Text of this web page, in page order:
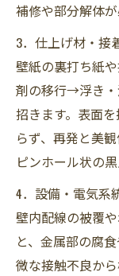
補修や部分解体
3．仕上げ材・接
壁紙の裏打ち紙
剤の移行→浮き・
招きます。表面
らず、再発と美
ピンホール状の
4．設備・電気系
壁内配線の被覆
と、金属部の腐
微な接触不良か